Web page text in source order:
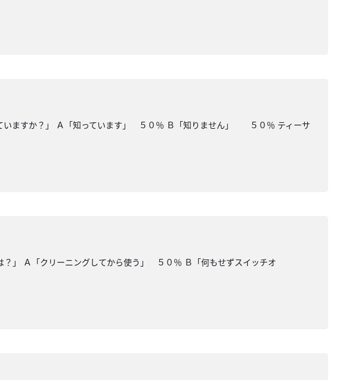
いますか？」 Ａ「知っています」 ５０％ Ｂ「知りません」 ５０％ ティーサ
」 Ａ「クリーニングしてから使う」 ５０％ Ｂ「何もせずスイッチオ